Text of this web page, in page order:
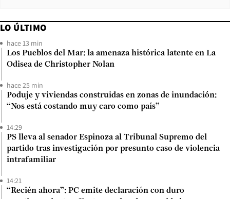
LO ÚLTIMO
hace 13 min
Los Pueblos del Mar: la amenaza histórica latente en La
Odisea de Christopher Nolan
hace 25 min
Poduje y viviendas construidas en zonas de inundación:
“Nos está costando muy caro como país”
14:29
PS lleva al senador Espinoza al Tribunal Supremo del
partido tras investigación por presunto caso de violencia
intrafamiliar
14:21
“Recién ahora”: PC emite declaración con duro